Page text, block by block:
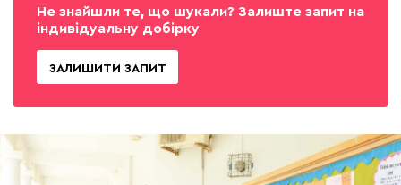
Не знайшли те, що шукали? Залиште запит на
індивідуальну добірку
ЗАЛИШИТИ ЗАПИТ